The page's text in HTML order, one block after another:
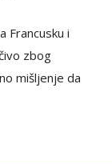
Francusku i
zbog
mišljenje da